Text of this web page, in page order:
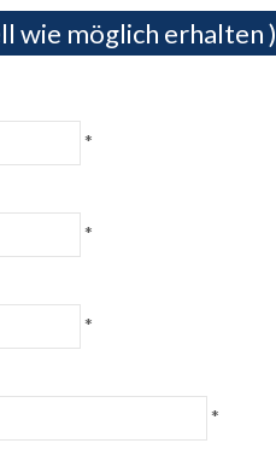
wie möglich erhalten )
*
*
*
*